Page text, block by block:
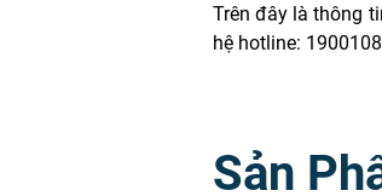
Trên đây là thông
hệ hotline:
Sản